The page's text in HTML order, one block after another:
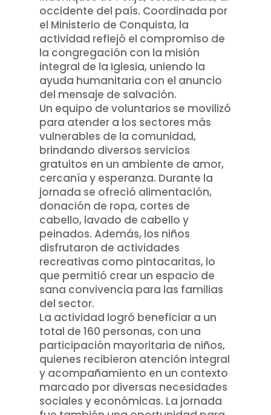
occidente del país. Coordinada por
el Ministerio de Conquista, la
actividad reflejó el compromiso de
la congregación con la misión
integral de la Iglesia, uniendo la
ayuda humanitaria con el anuncio
del mensaje de salvación.
Un equipo de voluntarios se movilizó
para atender a los sectores más
vulnerables de la comunidad,
brindando diversos servicios
gratuitos en un ambiente de amor,
cercanía y esperanza. Durante la
jornada se ofreció alimentación,
donación de ropa, cortes de
cabello, lavado de cabello y
peinados. Además, los niños
disfrutaron de actividades
recreativas como pintacaritas, lo
que permitió crear un espacio de
sana convivencia para las familias
del sector.
La actividad logró beneficiar a un
total de 160 personas, con una
participación mayoritaria de niños,
quienes recibieron atención integral
y acompañamiento en un contexto
marcado por diversas necesidades
sociales y económicas. La jornada